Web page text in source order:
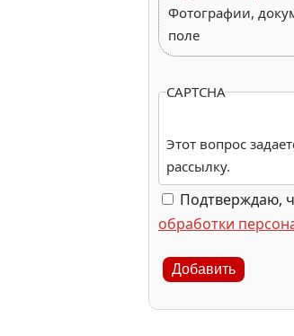
Фотографии,
поле
CAPTCHA
Этот вопрос
рассылку.
Подтверждаю,
обработки
Добавить